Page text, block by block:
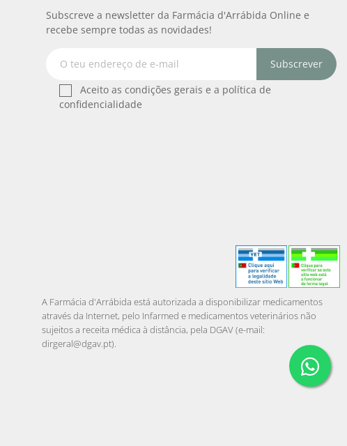
Subscreve a newsletter da Farmácia d'Arrábida Online e
recebe sempre todas as novidades!
Subscrever
Aceito as condições gerais e a política de
confidencialidade
A Farmácia d'Arrábida está autorizada a disponibilizar medicamentos
através da Internet, pelo Infarmed e medicamentos veterinários não
sujeitos a receita médica à distância, pela DGAV (e-mail:
dirgeral@dgav.pt).